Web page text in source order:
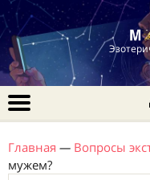
Главная — Вопросы
мужем?